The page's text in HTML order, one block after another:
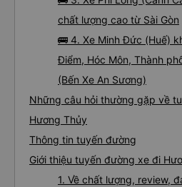
chất lượng cao từ Sài Gòn
🚌 4. Xe Minh Đức (Huế)
Điểm, Hóc Môn, Thành
(Bến Xe An Sương)
Những câu hỏi thường gặp về
Hương Thủy
Thông tin tuyến đường
Giới thiệu tuyến đường xe đi
1. Về chất lượng, review,